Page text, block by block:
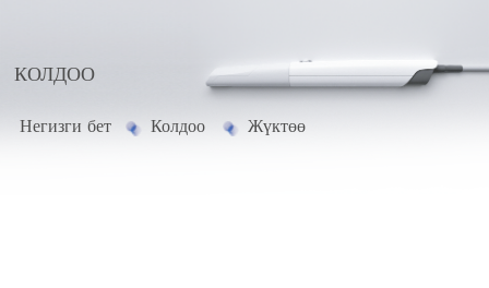
КОЛДОО
Негизги бет Колдоо Жүктөө